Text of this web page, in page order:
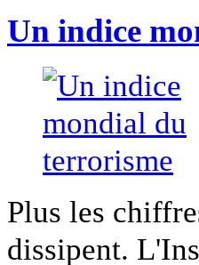
Un indice
Plus les
dissipent.